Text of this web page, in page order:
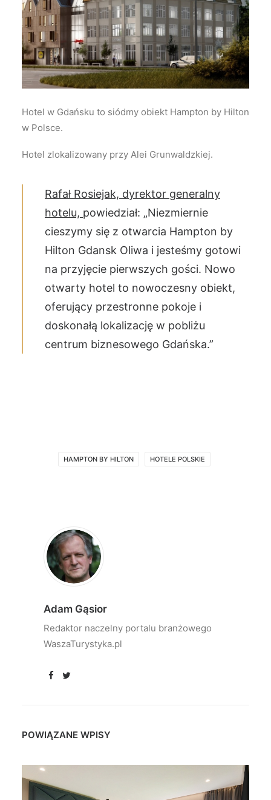
Wyszukiwanie
Hotel w Gdańsku to siódmy obiekt Hampton by Hilton
w Polsce.
Hotel zlokalizowany przy Alei Grunwaldzkiej.
Rafał Rosiejak, dyrektor generalny
hotelu, powiedział: „Niezmiernie
cieszymy się z otwarcia Hampton by
Hilton Gdansk Oliwa i jesteśmy gotowi
na przyjęcie pierwszych gości. Nowo
otwarty hotel to nowoczesny obiekt,
oferujący przestronne pokoje i
doskonałą lokalizację w pobliżu
centrum biznesowego Gdańska.”
HAMPTON BY HILTON HOTELE POLSKIE
Adam Gąsior
Redaktor naczelny portalu branżowego
WaszaTurystyka.pl
POWIĄZANE WPISY